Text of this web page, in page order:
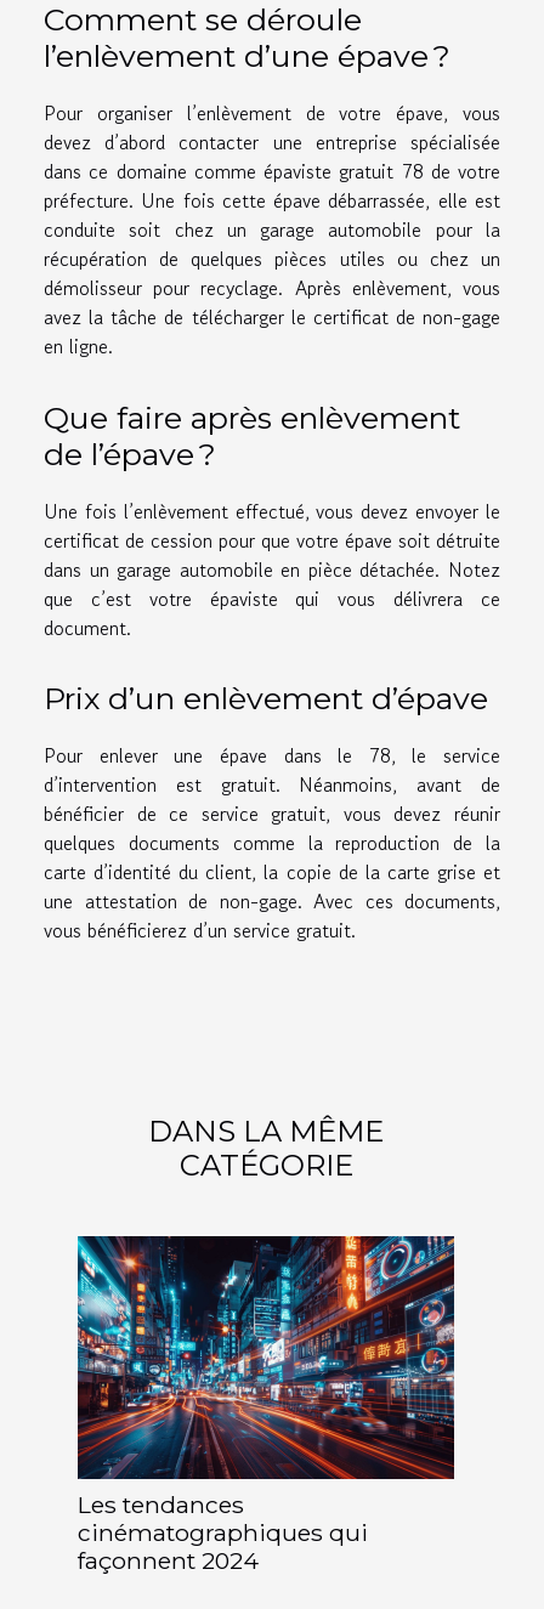
Comment se déroule
l’enlèvement d’une épave ?
Pour organiser l’enlèvement de votre épave, vous
devez d’abord contacter une entreprise spécialisée
dans ce domaine comme épaviste gratuit 78 de votre
préfecture. Une fois cette épave débarrassée, elle est
conduite soit chez un garage automobile pour la
récupération de quelques pièces utiles ou chez un
démolisseur pour recyclage. Après enlèvement, vous
avez la tâche de télécharger le certificat de non-gage
en ligne.
Que faire après enlèvement
de l’épave ?
Une fois l’enlèvement effectué, vous devez envoyer le
certificat de cession pour que votre épave soit détruite
dans un garage automobile en pièce détachée. Notez
que c’est votre épaviste qui vous délivrera ce
document.
Prix d’un enlèvement d’épave
Pour enlever une épave dans le 78, le service
d’intervention est gratuit. Néanmoins, avant de
bénéficier de ce service gratuit, vous devez réunir
quelques documents comme la reproduction de la
carte d’identité du client, la copie de la carte grise et
une attestation de non-gage. Avec ces documents,
vous bénéficierez d’un service gratuit.
DANS LA MÊME
CATÉGORIE
Les tendances
cinématographiques qui
façonnent 2024